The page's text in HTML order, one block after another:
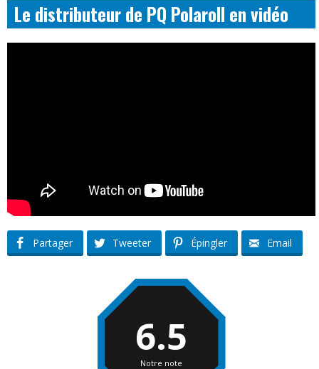
Le distributeur de PQ Polaroll en vidéo
Partager Tweeter Épingler Email
6.5
Notre note